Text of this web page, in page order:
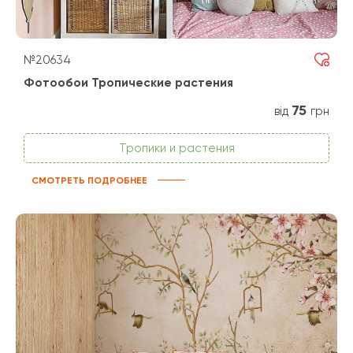
№20634
Фотообои Тропические растения
від 75 грн
Тропики и растения
СМОТРЕТЬ ПОДРОБНЕЕ